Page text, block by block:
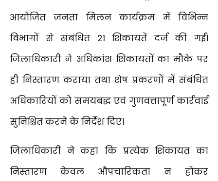
आयोजित जनता मिलन कार्यक्रम में विभिन्न
विभागों से संबंधित 21 शिकायतें दर्ज की गईं।
जिलाधिकारी ने अधिकांश शिकायतों का मौके पर
ही निस्तारण कराया तथा शेष प्रकरणों में संबंधित
अधिकारियों को समयबद्ध एवं गुणवत्तापूर्ण कार्रवाई
सुनिश्चित करने के निर्देश दिए।
जिलाधिकारी ने कहा कि प्रत्येक शिकायत का
निस्तारण केवल औपचारिकता न होकर